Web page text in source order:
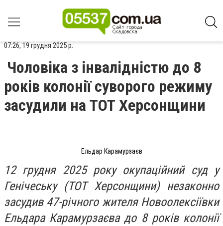
07:26, 19 грудня 2025 р.
Чоловіка з інвалідністю до 8
років колонії суворого режиму
засудили на ТОТ Херсонщини
Ельдар Карамурзаєв
12 грудня 2025 року окупаційний суд у
Генічеську (ТОТ Херсонщини) незаконно
засудив 47-річного жителя Новоолексіївки
Ельдара Карамурзаєва до 8 років колонії